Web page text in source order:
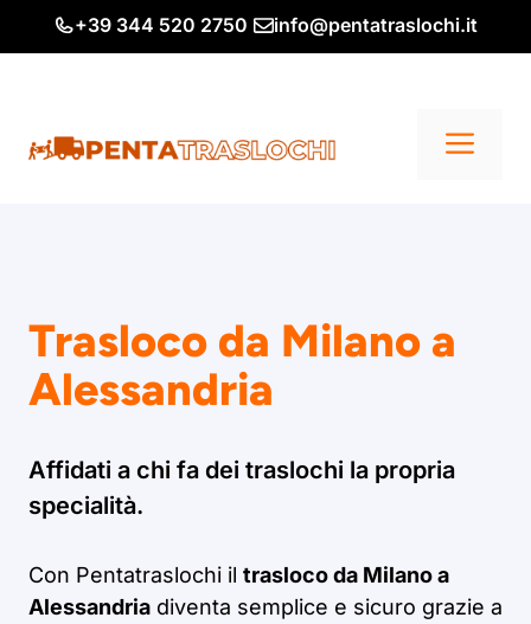
+39 344 520 2750 info@pentatraslochi.it
Trasloco da Milano a
Alessandria
Affidati a chi fa dei traslochi la propria
specialità.
Con Pentatraslochi il trasloco da Milano a
Alessandria diventa semplice e sicuro grazie a